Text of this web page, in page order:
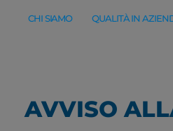
CHI SIAMO QUALITÀ IN
AVVISO